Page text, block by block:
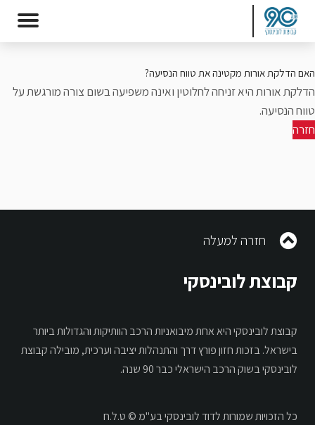
האם הדלקת אורות מקטינה את טווח הנסיעה?
הדלקת אורות היא זניחה לחלוטין ואינה משפיעה בשום צורה מורגשת על
טווח הנסיעה.
חזרה
חזרה למעלה
קבוצת לובינסקי
קבוצת לובינסקי היא אחת מיבואניות הרכב הוותיקות והגדולות ביותר
בישראל. בזכות חזון פורץ דרך והתנהלות יציבה וערכית, מובילה קבוצת
לובינסקי בשוק הרכב הישראלי כבר 90 שנה.
כל הזכויות שמורות לדוד לובינסקי בע"מ © ט.ל.ח